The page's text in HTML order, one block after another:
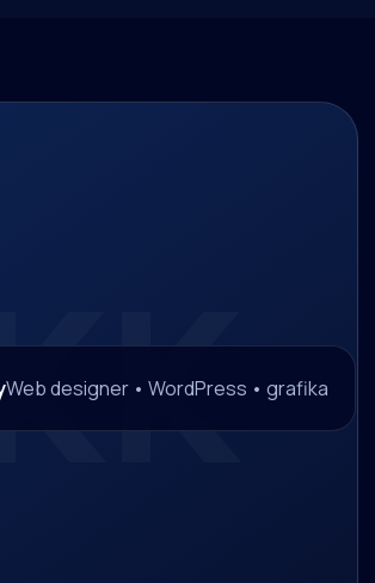
Web designer • WordPress • grafika